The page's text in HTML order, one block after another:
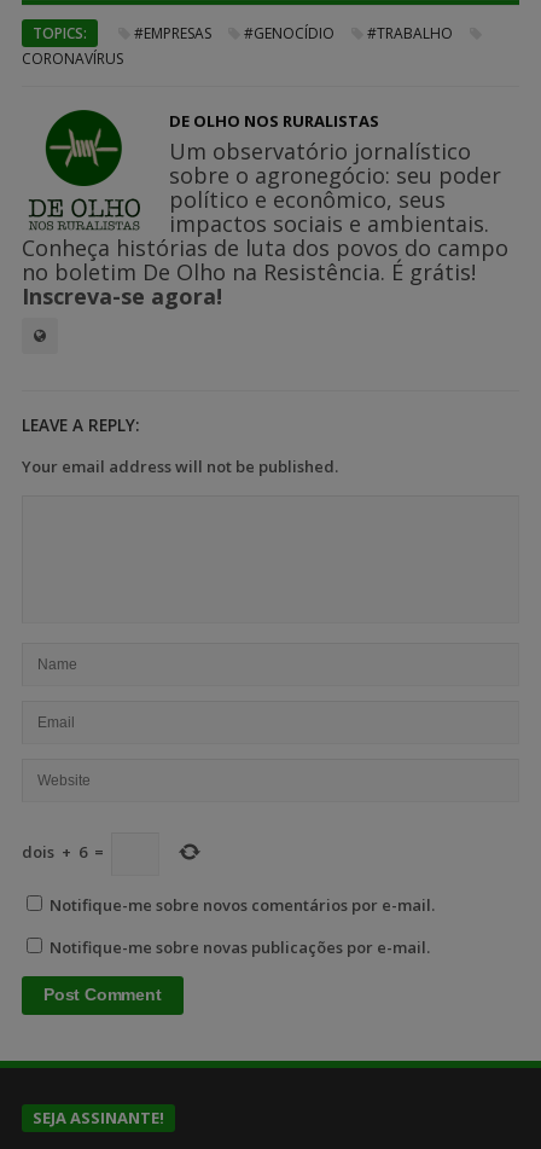
TOPICS: #EMPRESAS #GENOCÍDIO
#TRABALHO
CORONAVÍRUS
DE OLHO NOS RURALISTAS
Um observatório jornalístico
sobre o agronegócio: seu poder
político e econômico, seus
impactos sociais e ambientais.
Conheça histórias de luta dos povos do campo
no boletim De Olho na Resistência. É grátis!
Inscreva-se agora!
LEAVE A REPLY:
Your email address will not be published.
dois + 6 =
Notifique-me sobre novos comentários por e-mail.
Notifique-me sobre novas publicações por e-mail.
SEJA ASSINANTE!